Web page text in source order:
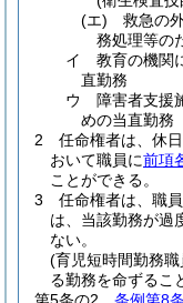
(エ)
救急の
務処理等の
イ
教育の機関
直勤務
ウ
障害者支援
めの当直勤務
2
任命権者は、休
おいて職員に前項
ことができる。
3
任命権者は、職
は、当該勤務が過
ない。
(育児短時間勤務
る勤務を命ずるこ